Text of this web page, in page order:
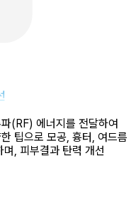
(RF) 에너지를 전달하여
팁으로 모공, 흉터, 여드름
, 피부결과 탄력 개선